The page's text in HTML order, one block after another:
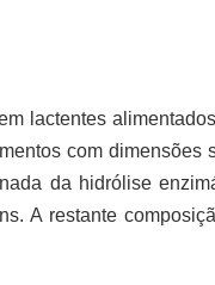
lactentes
com dimensões
da hidrólise
A restante